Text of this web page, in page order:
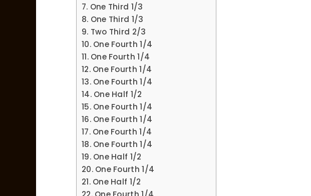
One Third 1/3
One Third 1/3
Two Third 2/3
One Fourth 1/4
One Fourth 1/4
One Fourth 1/4
One Fourth 1/4
One Half 1/2
One Fourth 1/4
One Fourth 1/4
One Fourth 1/4
One Fourth 1/4
One Half 1/2
One Fourth 1/4
One Half 1/2